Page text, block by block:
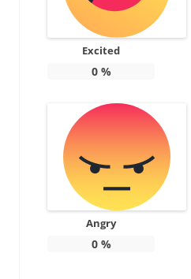
Excited
0%
Angry
0%